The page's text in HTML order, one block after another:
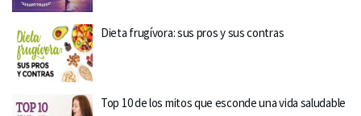
Dieta frugívora: sus pros y sus contras
Top 10 de los mitos que esconde una vida saludable